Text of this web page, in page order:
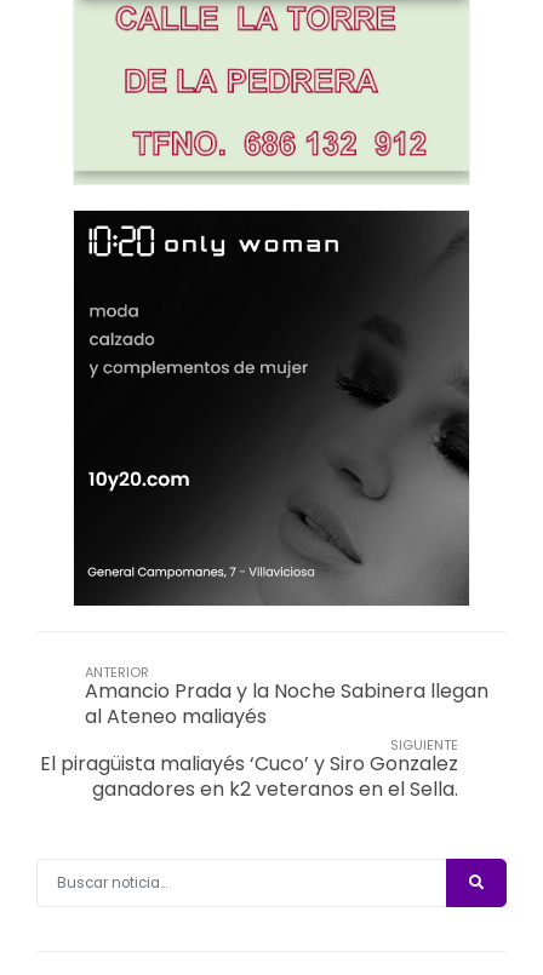
ANTERIOR
Amancio Prada y la Noche Sabinera llegan
al Ateneo maliayés
SIGUIENTE
El piragüista maliayés ‘Cuco’ y Siro Gonzalez
ganadores en k2 veteranos en el Sella.